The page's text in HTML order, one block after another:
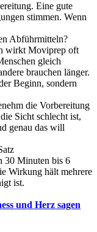
Eine gute
stimmen. Wenn
Abführmitteln?
wirkt Moviprep oft
gleich
brauchen länger.
Beginn, sondern
die Vorbereitung
Sicht schlecht ist,
genau das will
30 Minuten bis 6
Wirkung hält mehrere
ist.
und Herz sagen